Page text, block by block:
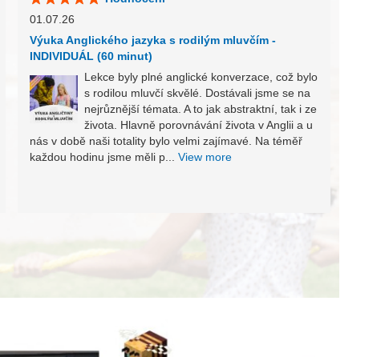
01.07.26
Výuka Anglického jazyka s rodilým mluvčím -
INDIVIDUÁL (60 minut)
Lekce byly plné anglické konverzace, což bylo
s rodilou mluvčí skvělé. Dostávali jsme se na
nejrůznější témata. A to jak abstraktní, tak i ze
života. Hlavně porovnávání života v Anglii a u
nás v době naši totality bylo velmi zajímavé. Na téměř
každou hodinu jsme měli p...View more